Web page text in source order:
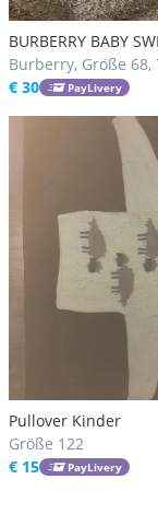
BURBERRY BABY
9 Monate
Burberry, Größe 68,
€ 30
PayLivery
Pullover Kinder
Größe 122
€ 15
PayLivery